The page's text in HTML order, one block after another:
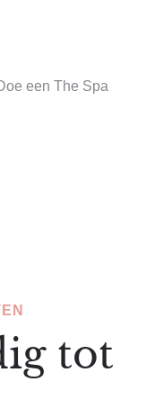
een The Spa
tot